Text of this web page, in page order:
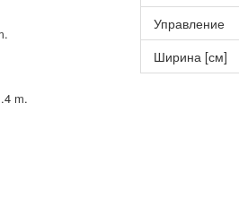
m.
Управление
Ширина [см]